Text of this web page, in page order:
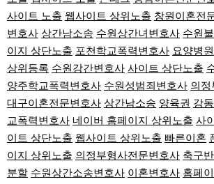
사이트 노출 웹사이트 상위노출 창원이혼전
변호사 상간남소송 수원상간녀변호사 수원
이지 상단노출 포천학교폭력변호사 요양병원
상위등록 수원강간변호사 사이트 상단노출
양주학교폭력변호사 수원성범죄변호사 의정
대구이혼전문변호사 상간남소송 양육권 강
교폭력변호사 네이버 홈페이지 상위노출 사
이트 상단노출 웹사이트 상위노출 빠른이혼
이지 상위노출 의정부형사전문변호사 축구반
분할 수원상간소송변호사 이혼변호사 홈페